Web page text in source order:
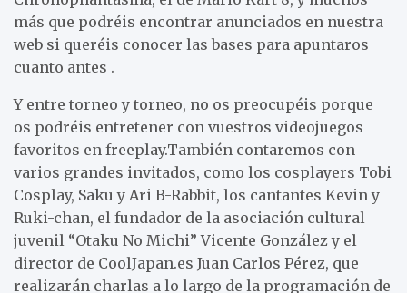
más que podréis encontrar anunciados en nuestra
web si queréis conocer las bases para apuntaros
cuanto antes .
Y entre torneo y torneo, no os preocupéis porque
os podréis entretener con vuestros videojuegos
favoritos en freeplay.También contaremos con
varios grandes invitados, como los cosplayers Tobi
Cosplay, Saku y Ari B-Rabbit, los cantantes Kevin y
Ruki-chan, el fundador de la asociación cultural
juvenil “Otaku No Michi” Vicente González y el
director de CoolJapan.es Juan Carlos Pérez, que
realizarán charlas a lo largo de la programación de